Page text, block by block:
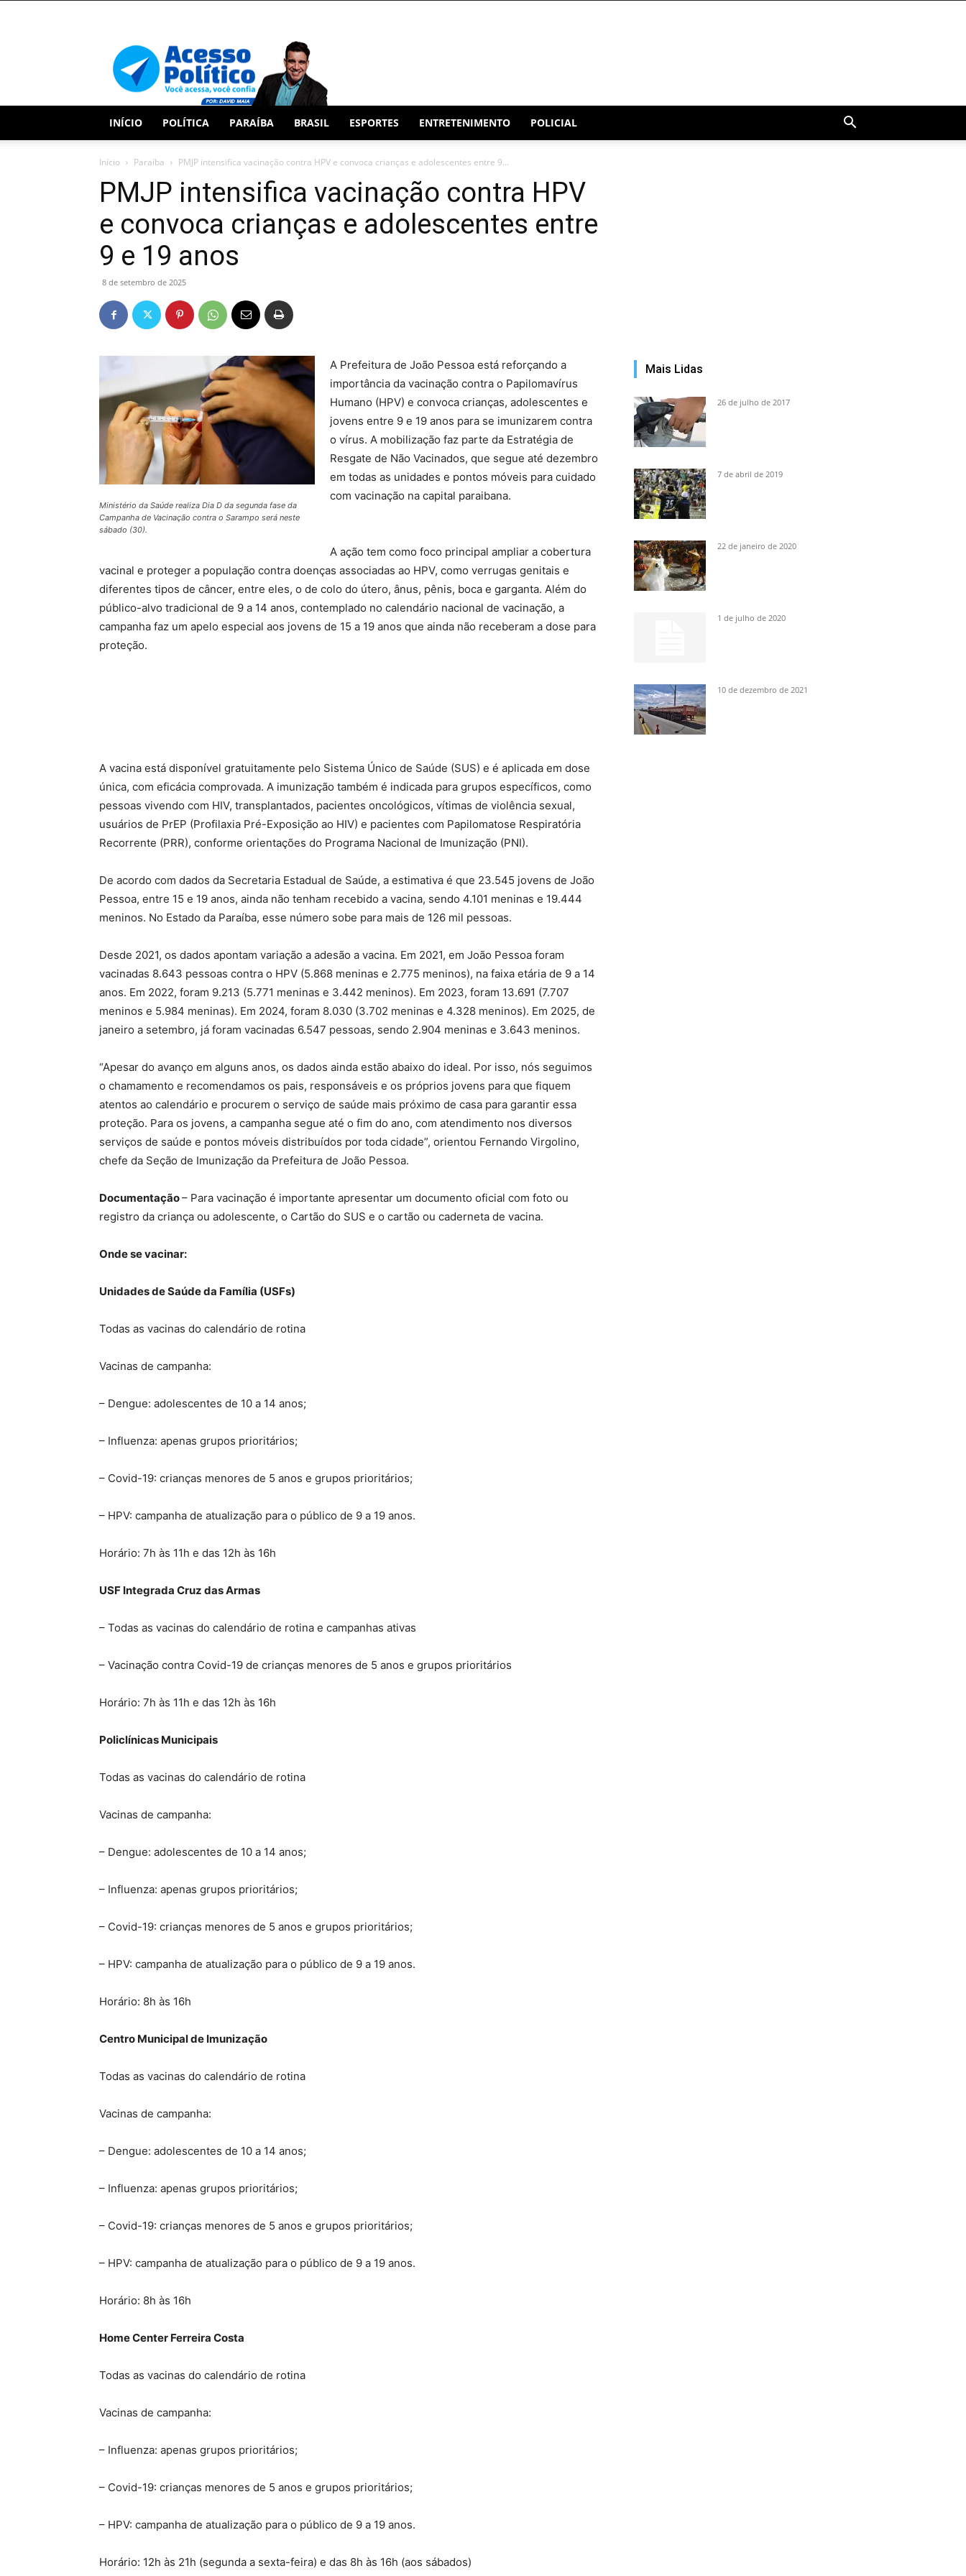
INÍCIO POLÍTICA PARAÍBA BRASIL ESPORTES ENTRETENIMENTO POLICIAL
Início Paraíba PMJP intensifica vacinação contra HPV e convoca crianças e adolescentes entre 9...
PMJP intensifica vacinação contra HPV
e convoca crianças e adolescentes entre
9 e 19 anos
8 de setembro de 2025
Ministério da Saúde realiza Dia D da segunda fase da
Campanha de Vacinação contra o Sarampo será neste
sábado (30).
A Prefeitura de João Pessoa está reforçando a
importância da vacinação contra o Papilomavírus
Humano (HPV) e convoca crianças, adolescentes e
jovens entre 9 e 19 anos para se imunizarem contra
o vírus. A mobilização faz parte da Estratégia de
Resgate de Não Vacinados, que segue até dezembro
em todas as unidades e pontos móveis para cuidado
com vacinação na capital paraibana.
A ação tem como foco principal ampliar a cobertura
vacinal e proteger a população contra doenças associadas ao HPV, como verrugas genitais e
diferentes tipos de câncer, entre eles, o de colo do útero, ânus, pênis, boca e garganta. Além do
público-alvo tradicional de 9 a 14 anos, contemplado no calendário nacional de vacinação, a
campanha faz um apelo especial aos jovens de 15 a 19 anos que ainda não receberam a dose para
proteção.
A vacina está disponível gratuitamente pelo Sistema Único de Saúde (SUS) e é aplicada em dose
única, com eficácia comprovada. A imunização também é indicada para grupos específicos, como
pessoas vivendo com HIV, transplantados, pacientes oncológicos, vítimas de violência sexual,
usuários de PrEP (Profilaxia Pré-Exposição ao HIV) e pacientes com Papilomatose Respiratória
Recorrente (PRR), conforme orientações do Programa Nacional de Imunização (PNI).
De acordo com dados da Secretaria Estadual de Saúde, a estimativa é que 23.545 jovens de João
Pessoa, entre 15 e 19 anos, ainda não tenham recebido a vacina, sendo 4.101 meninas e 19.444
meninos. No Estado da Paraíba, esse número sobe para mais de 126 mil pessoas.
Desde 2021, os dados apontam variação a adesão a vacina. Em 2021, em João Pessoa foram
vacinadas 8.643 pessoas contra o HPV (5.868 meninas e 2.775 meninos), na faixa etária de 9 a 14
anos. Em 2022, foram 9.213 (5.771 meninas e 3.442 meninos). Em 2023, foram 13.691 (7.707
meninos e 5.984 meninas). Em 2024, foram 8.030 (3.702 meninas e 4.328 meninos). Em 2025, de
janeiro a setembro, já foram vacinadas 6.547 pessoas, sendo 2.904 meninas e 3.643 meninos.
“Apesar do avanço em alguns anos, os dados ainda estão abaixo do ideal. Por isso, nós seguimos
o chamamento e recomendamos os pais, responsáveis e os próprios jovens para que fiquem
atentos ao calendário e procurem o serviço de saúde mais próximo de casa para garantir essa
proteção. Para os jovens, a campanha segue até o fim do ano, com atendimento nos diversos
serviços de saúde e pontos móveis distribuídos por toda cidade”, orientou Fernando Virgolino,
chefe da Seção de Imunização da Prefeitura de João Pessoa.
Documentação– Para vacinação é importante apresentar um documento oficial com foto ou
registro da criança ou adolescente, o Cartão do SUS e o cartão ou caderneta de vacina.
Onde se vacinar:
Unidades de Saúde da Família (USFs)
Todas as vacinas do calendário de rotina
Vacinas de campanha:
– Dengue: adolescentes de 10 a 14 anos;
– Influenza: apenas grupos prioritários;
– Covid-19: crianças menores de 5 anos e grupos prioritários;
– HPV: campanha de atualização para o público de 9 a 19 anos.
Horário: 7h às 11h e das 12h às 16h
USF Integrada Cruz das Armas
– Todas as vacinas do calendário de rotina e campanhas ativas
– Vacinação contra Covid-19 de crianças menores de 5 anos e grupos prioritários
Horário: 7h às 11h e das 12h às 16h
Policlínicas Municipais
Todas as vacinas do calendário de rotina
Vacinas de campanha:
– Dengue: adolescentes de 10 a 14 anos;
– Influenza: apenas grupos prioritários;
– Covid-19: crianças menores de 5 anos e grupos prioritários;
– HPV: campanha de atualização para o público de 9 a 19 anos.
Horário: 8h às 16h
Centro Municipal de Imunização
Todas as vacinas do calendário de rotina
Vacinas de campanha:
– Dengue: adolescentes de 10 a 14 anos;
– Influenza: apenas grupos prioritários;
– Covid-19: crianças menores de 5 anos e grupos prioritários;
– HPV: campanha de atualização para o público de 9 a 19 anos.
Horário: 8h às 16h
Home Center Ferreira Costa
Todas as vacinas do calendário de rotina
Vacinas de campanha:
– Influenza: apenas grupos prioritários;
– Covid-19: crianças menores de 5 anos e grupos prioritários;
– HPV: campanha de atualização para o público de 9 a 19 anos.
Horário: 12h às 21h (segunda a sexta-feira) e das 8h às 16h (aos sábados)
Mais Lidas
26 de julho de 2017
7 de abril de 2019
22 de janeiro de 2020
1 de julho de 2020
10 de dezembro de 2021